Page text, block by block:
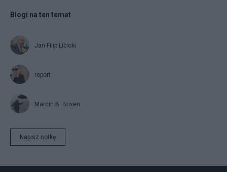
Blogi na ten temat
Jan Filip Libicki
report
Marcin B. Brixen
Napisz notkę